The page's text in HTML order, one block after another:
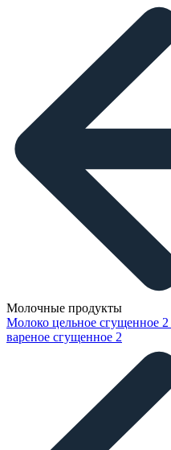
Молочные продукты
Молоко цельное сгущенное 2
вареное сгущенное 2